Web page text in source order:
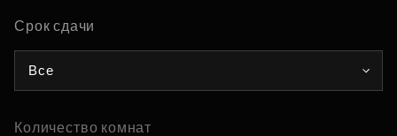
Срок сдачи
Все
Количество комнат